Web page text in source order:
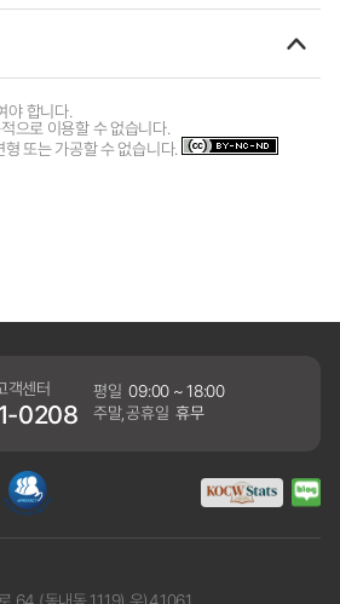
야 합니다.
으로 이용할 수 없습니다.
또는 가공할 수 없습니다.
객센터
0208
평일 09:00 ~ 18:00
주말,공휴일 휴무